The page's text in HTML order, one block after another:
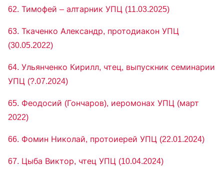
62. Тимофей – алтарник УПЦ (11.03.2025)
63. Ткаченко Александр, протодиакон УПЦ
(30.05.2022)
64. Ульянченко Кирилл, чтец, выпускник семинарии
УПЦ (?.07.2024)
65. Феодосий (Гончаров), иеромонах УПЦ (март
2022)
66. Фомин Николай, протоиерей УПЦ (22.01.2024)
67. Цыба Виктор, чтец УПЦ (10.04.2024)